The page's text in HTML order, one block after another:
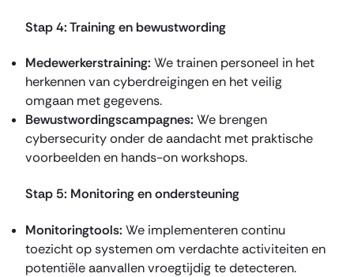
Stap 4: Training en bewustwording
Medewerkerstraining: We trainen personeel in het
herkennen van cyberdreigingen en het veilig
omgaan met gegevens.
Bewustwordingscampagnes: We brengen
cybersecurity onder de aandacht met praktische
voorbeelden en hands-on workshops.
Stap 5: Monitoring en ondersteuning
Monitoringtools: We implementeren continu
toezicht op systemen om verdachte activiteiten en
potentiële aanvallen vroegtijdig te detecteren.